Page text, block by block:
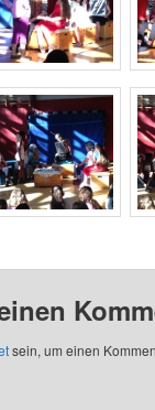
sein, um einen